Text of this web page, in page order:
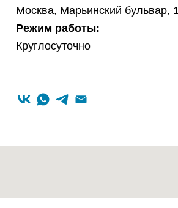
Москва, Марьинский бульвар,
Режим работы:
Круглосуточно